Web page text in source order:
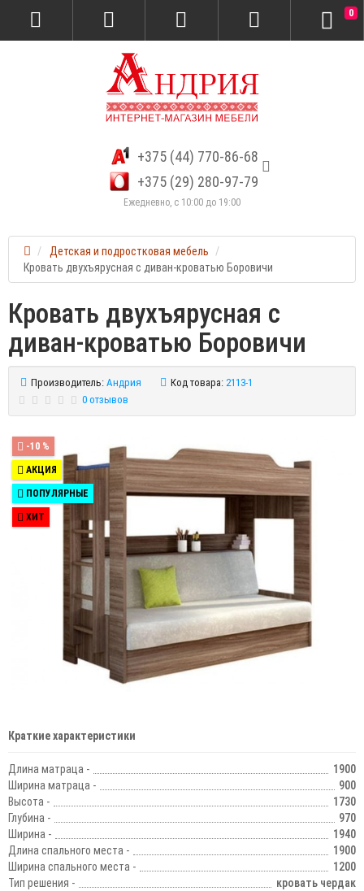
+375 (44) 770-86-68
+375 (29) 280-97-79
Ежедневно, с 10:00 до 19:00
0
Детская и подростковая мебель
Кровать двухъярусная с диван-кроватью Боровичи
Кровать двухъярусная с
диван-кроватью Боровичи
Производитель: Андрия Код товара: 2113-1
0 отзывов
-10 %
АКЦИЯ
ПОПУЛЯРНЫЕ
ХИТ
Краткие характеристики
Длина матраца -
1900
Ширина матраца -
900
Высота -
1730
Глубина -
970
Ширина -
1940
Длина спального места -
1900
Ширина спального места -
1200
Тип решения -
кровать чердак